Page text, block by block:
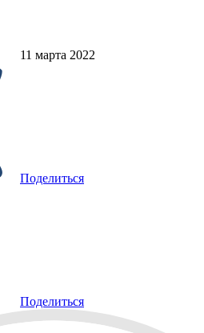
11 марта 2022
Поделиться
Поделиться